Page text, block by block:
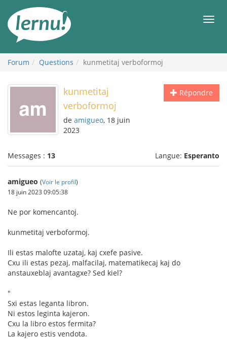
contenu
Forum Questions kunmetitaj verboformoj
Répondre
kunmetitaj
verboformoj
de amigueo, 18 juin
2023
Messages : 13 Langue: Esperanto
amigueo (Voir le profil)
18 juin 2023 09:05:38
Ne por komencantoj.
kunmetitaj verboformoj.
Ili estas malofte uzataj, kaj cxefe pasive.
Cxu ili estas pezaj, malfacilaj, matematikecaj kaj do
anstauxeblaj avantagxe? Sed kiel?
"
Sxi estas leganta libron.
Ni estos leginta kajeron.
Cxu la libro estos fermita?
La kajero estis vendota.